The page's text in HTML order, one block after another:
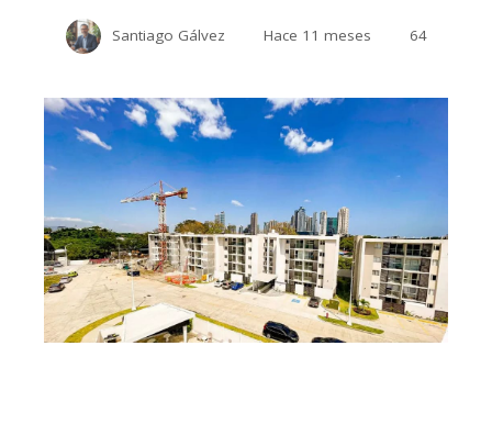
Santiago Gálvez Hace 11 meses 64